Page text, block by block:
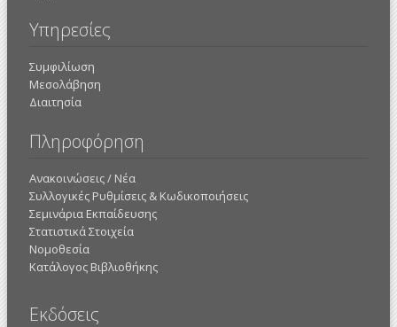
Υπηρεσίες
Συμφιλίωση
Μεσολάβηση
Διαιτησία
Πληροφόρηση
Ανακοινώσεις / Νέα
Συλλογικές Ρυθμίσεις & Κωδικοποιήσεις
Σεμινάρια Εκπαίδευσης
Στατιστικά Στοιχεία
Νομοθεσία
Κατάλογος Βιβλιοθήκης
Εκδόσεις